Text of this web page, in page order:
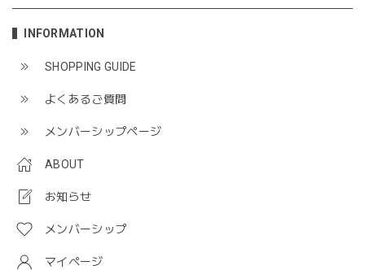
INFORMATION
SHOPPING GUIDE
よくあるご質問
メンバーシップページ
ABOUT
お知らせ
メンバーシップ
マイページ